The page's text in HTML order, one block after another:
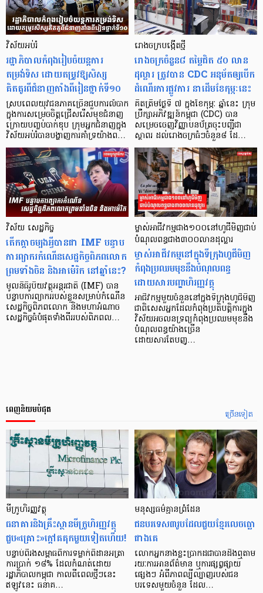
វិស័យអប់រំ
រដ្ឋាភិបាលកំពុងរៀបចំយន្តការ
តម្រង់ទិស ដោយតម្រូវឱ្យសិស្ស
គិតគូរពីជំនាញតាំងពីរៀនថ្នាក់ទី១០
ស្របពេលយុវជនភាគច្រើនជួបការលំបាក
ក្នុងការសម្រេចចិត្តជ្រើសរើសមុខជំនាញ
ក្រោយបញ្ចប់បាក់ឌុប ក្រុមអ្នកជំនាញក្នុង
វិស័យអប់រំបានបង្ហាញការគាំទ្រយ៉ាងព…
រោងចក្រ​បង្កើតថ្មី
រោងចក្រចំនួន៨ តម្លៃជិត ៥០ លាន
ដុល្លារ ត្រូវបាន CDC អនុម័តឲ្យបើក
ដំណើរការផ្លូវការ នាដើមខែកុម្ភៈនេះ
គិតត្រឹមថ្ងៃទី ៧ ក្នុងខែកុម្ភៈ ឆ្នាំនេះ ក្រុម
ប្រឹក្សាអភិវឌ្ឍន៍កម្ពុជា (CDC) បាន
សម្រេចចេញវិញ្ញាបនប័ត្រចុះបញ្ជីជា
ស្ថាពរ ដល់រោងចក្រធំៗចំនួន៨ ដែ…
វិស័យ សេដ្ឋកិច្ច
តើកត្តាចម្បងអ្វីបានជា IMF បន្ទាប
ការព្យាករកំណើនសេដ្ឋកិច្ចពិភពលោក
ព្រមទាំងចិន និងអាម៉េរិក នៅឆ្នាំនេះ?
មូលនិធិរូបិយវត្ថុអន្តរជាតិ (IMF) បាន
បន្ទាបការព្យាកររបស់ខ្លួនសម្រាប់កំណើន
សេដ្ឋកិច្ចពិភពលោក និងមហាអំណាច
សេដ្ឋកិច្ចធំបំផុតទាំងពីររបស់ពិភពល…
ម្ចាស់អាជីវកម្មជាង១០០នៅហូជីមិញជាប់
បំណុលពន្ធជាង៣០០លានដុល្លារ
ម្ចាស់អាជីវកម្មនៅក្នុងទីក្រុងហូជីមិញ
កំពុងប្រឈមមុខនឹងបំណុលពន្ធ
ដោយសារបញ្ហាហិរញ្ញវត្ថុ
អាជីវកម្មមួយចំនួននៅក្នុងទីក្រុងហូជីមិញ
ជាពិសេសអ្នកដែលកំពុងប្រតិបត្តិការក្នុង
វិស័យអចលនទ្រព្យកំពុងប្រឈមមុខនឹង
បំណុលពន្ធយ៉ាងច្រើន
ដោយសារតែបញ្…
ច្រើនទៀត
ពេញនិយមបំផុត
មីក្រូ​ហិរញ្ញវត្ថុ
ធនាគារ​និង​គ្រឹះស្ថាន​មីក្រូ​ហិរញ្ញវត្ថុ​
ជួប«គ្រោះ»ក្តៅ​គគុក​មួយ​ទៀត​ហើយ!
បន្ទាប់​ពី​រង​សម្ពាធ​​ពី​ការ​ទម្លាក់​ពិដាន​អត្រា​
ការ​ប្រាក់ ១៨​% ដែល​កំណត់​ដោយ​
រដ្ឋាភិបាល​កម្ពុជា កាល​ពី​ពេល​ថ្មីៗ​នេះ
ឥឡូវ​នេះ ធនាគ…
មនុស្ស​ធម៌​គ្មាន​ព្រំដែន
ជន​បរទេស​៣​រូប​ដែល​ជួយ​ខ្មែរ​លេច​ធ្លោ​
ជាង​គេ
លោកអ្នក​នាង​ខ្លះ​ប្រាកដ​ជា​បាន​​ដឹង​ឮ​តាម​
រយៈ​ការ​អាន​ព័ត៌មាន ឬ​ការ​ផ្សព្វផ្សាយ​
ផ្សេងៗ អំពី​ភាព​ល្បីល្បាញ​របស់​ជន​
បរទេស​មួយ​ចំនួន ដែល…